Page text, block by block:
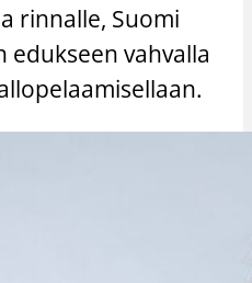
rinnalle, Suomi
vahvalla